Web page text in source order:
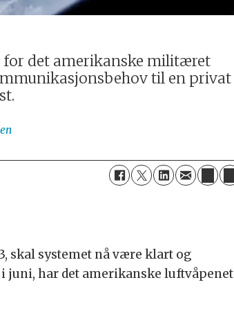
det amerikanske militæret
til en privat
skal systemet nå være klart og
har det amerikanske luftvåpenet